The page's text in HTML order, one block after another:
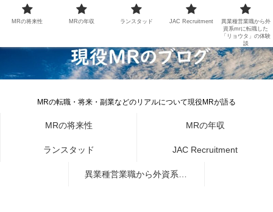
MRの転職・将来・副業などのリアルについて現役MRが語る
MRの将来性 MRの年収
ランスタッド JAC Recruitment
異業種営業職から外資系mr
MRの将来性 MRの年収 ランスタッド JAC Recruitment
異業種営業職から外
資系mrに転職した
「リョウタ」の体験
談